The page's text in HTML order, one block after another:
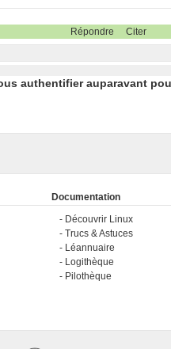
Répondre Citer
authentifier auparavant
Documentation
Découvrir Linux
Trucs & Astuces
Léannuaire
Logithèque
Pilothèque